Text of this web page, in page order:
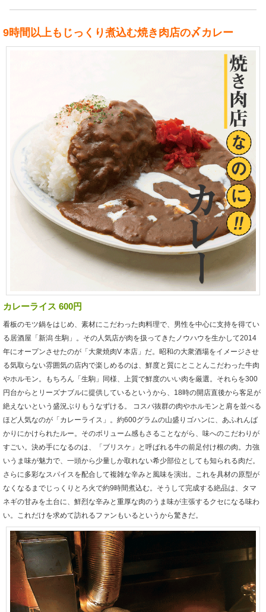
9時間以上もじっくり煮込む焼き肉店の〆カレー
カレーライス 600円
看板のモツ鍋をはじめ、素材にこだわった肉料理で、男性を中心に支持を得てい
る居酒屋「新潟 生駒」。その人気店が肉を扱ってきたノウハウを生かして2014
年にオープンさせたのが「大衆焼肉V 本店」だ。昭和の大衆酒場をイメージさせ
る気取らない雰囲気の店内で楽しめるのは、鮮度と質にとことんこだわった牛肉
やホルモン。もちろん「生駒」同様、上質で鮮度のいい肉を厳選。それらを300
円台からとリーズナブルに提供しているというから、18時の開店直後から客足が
絶えないという盛況ぶりもうなずける。 コスパ抜群の肉やホルモンと肩を並べる
ほど人気なのが「カレーライス」。約600グラムの山盛りゴハンに、あふれんば
かりにかけられたルー。そのボリューム感もさることながら、味へのこだわりが
すごい。決め手になるのは、「ブリスケ」と呼ばれる牛の前足付け根の肉。力強
いうま味が魅力で、一頭から少量しか取れない希少部位としても知られる肉だ。
さらに多彩なスパイスを配合して複雑な辛みと風味を演出。これを具材の原型が
なくなるまでじっくりとろ火で約9時間煮込む。そうして完成する絶品は、タマ
ネギの甘みを土台に、鮮烈な辛みと重厚な肉のうま味が主張するクセになる味わ
い。これだけを求めて訪れるファンもいるというから驚きだ。